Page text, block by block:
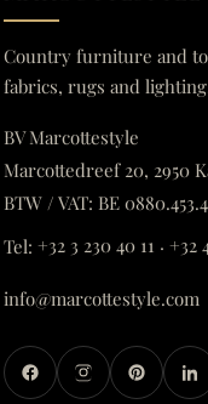
Country furniture and
fabrics, rugs and
BV Marcottestyle
Marcottedreef 20, 2950
BTW / VAT: BE
Tel: +32 3 230 40 11 · +32
info@marcottestyle.com